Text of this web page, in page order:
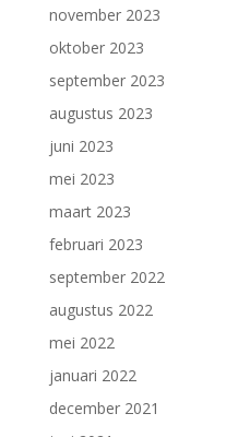
november 2023
oktober 2023
september 2023
augustus 2023
juni 2023
mei 2023
maart 2023
februari 2023
september 2022
augustus 2022
mei 2022
januari 2022
december 2021